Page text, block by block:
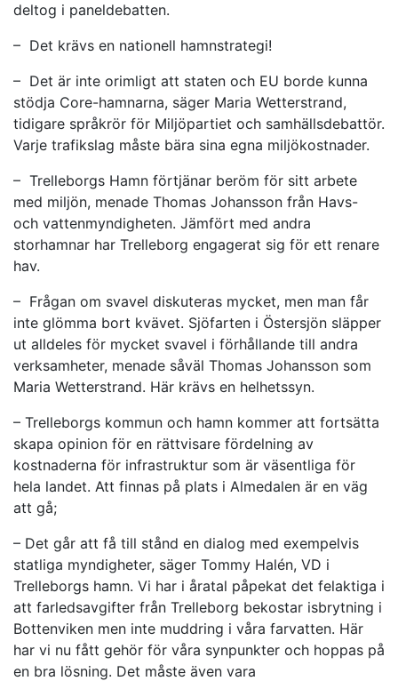
deltog i paneldebatten.
– Det krävs en nationell hamnstrategi!
– Det är inte orimligt att staten och EU borde kunna
stödja Core-hamnarna, säger Maria Wetterstrand,
tidigare språkrör för Miljöpartiet och samhällsdebattör.
Varje trafikslag måste bära sina egna miljökostnader.
– Trelleborgs Hamn förtjänar beröm för sitt arbete
med miljön, menade Thomas Johansson från Havs-
och vattenmyndigheten. Jämfört med andra
storhamnar har Trelleborg engagerat sig för ett renare
hav.
– Frågan om svavel diskuteras mycket, men man får
inte glömma bort kvävet. Sjöfarten i Östersjön släpper
ut alldeles för mycket svavel i förhållande till andra
verksamheter, menade såväl Thomas Johansson som
Maria Wetterstrand. Här krävs en helhetssyn.
– Trelleborgs kommun och hamn kommer att fortsätta
skapa opinion för en rättvisare fördelning av
kostnaderna för infrastruktur som är väsentliga för
hela landet. Att finnas på plats i Almedalen är en väg
att gå;
– Det går att få till stånd en dialog med exempelvis
statliga myndigheter, säger Tommy Halén, VD i
Trelleborgs hamn. Vi har i åratal påpekat det felaktiga i
att farledsavgifter från Trelleborg bekostar isbrytning i
Bottenviken men inte muddring i våra farvatten. Här
har vi nu fått gehör för våra synpunkter och hoppas på
en bra lösning. Det måste även vara